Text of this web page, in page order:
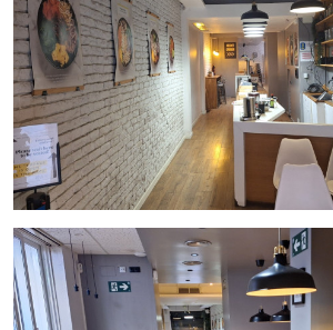
Contáctenos para más información o
visita.
Gestiona Inmo Olaya.